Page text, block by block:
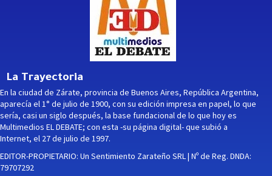
La Trayectoria
En la ciudad de Zárate, provincia de Buenos Aires, República Argentina,
aparecía el 1° de julio de 1900, con su edición impresa en papel, lo que
sería, casi un siglo después, la base fundacional de lo que hoy es
Multimedios EL DEBATE; con esta -su página digital- que subió a
Internet, el 27 de julio de 1997.
EDITOR-PROPIETARIO: Un Sentimiento Zarateño SRL | Nº de Reg. DNDA:
79707292